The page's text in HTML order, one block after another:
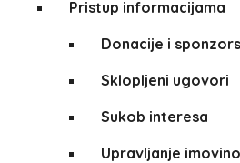
Pristup informacijama
Donacije i
Sklopljeni ugovori
Sukob interesa
Upravljanje